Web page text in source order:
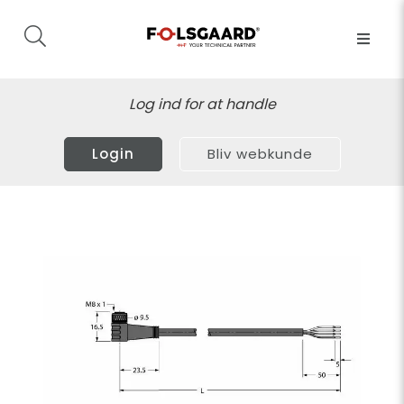
Log ind for at handle
Login Bliv webkunde